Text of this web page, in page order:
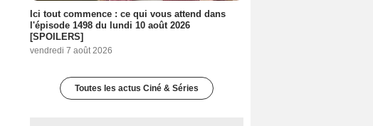
Ici tout commence : ce qui vous attend dans
l'épisode 1498 du lundi 10 août 2026
[SPOILERS]
vendredi 7 août 2026
Toutes les actus Ciné & Séries